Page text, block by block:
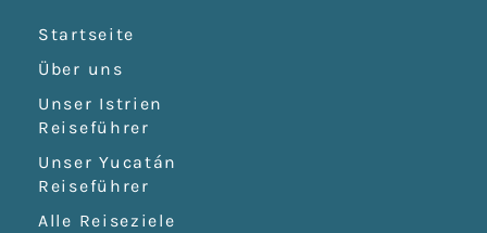
Startseite
Über uns
Unser Istrien
Reiseführer
Unser Yucatán
Reiseführer
Alle Reiseziele